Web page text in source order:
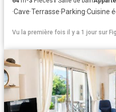
·Cave·Terrasse·Parking·Cuisine
Vu la première fois il y a 1 jour sur